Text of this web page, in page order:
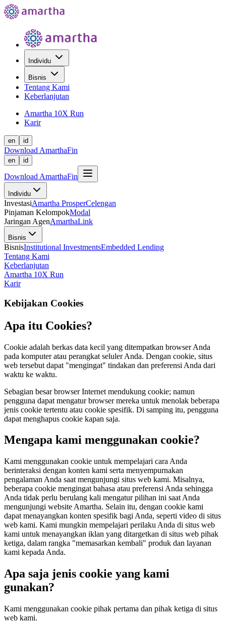
Individu
Bisnis
Tentang Kami
Keberlanjutan
Amartha 10X Run
Karir
en id
Download AmarthaFin
en id
Download AmarthaFin
Individu
InvestasiAmartha ProsperCelengan
Pinjaman KelompokModal
Jaringan AgenAmarthaLink
Bisnis
BisnisInstitutional InvestmentsEmbedded Lending
Tentang Kami
Keberlanjutan
Amartha 10X Run
Karir
Kebijakan Cookies
Apa itu Cookies?
Cookie adalah berkas data kecil yang ditempatkan browser Anda
pada komputer atau perangkat seluler Anda. Dengan cookie, situs
web tersebut dapat "mengingat" tindakan dan preferensi Anda dari
waktu ke waktu.
Sebagian besar browser Internet mendukung cookie; namun
pengguna dapat mengatur browser mereka untuk menolak beberapa
jenis cookie tertentu atau cookie spesifik. Di samping itu, pengguna
dapat menghapus cookie kapan saja.
Mengapa kami menggunakan cookie?
Kami menggunakan cookie untuk mempelajari cara Anda
berinteraksi dengan konten kami serta menyempurnakan
pengalaman Anda saat mengunjungi situs web kami. Misalnya,
beberapa cookie mengingat bahasa atau preferensi Anda sehingga
Anda tidak perlu berulang kali mengatur pilihan ini saat Anda
mengunjungi website Amartha. Selain itu, dengan cookie kami
dapat menayangkan konten spesifik bagi Anda, seperti video di situs
web kami. Kami mungkin mempelajari perilaku Anda di situs web
kami untuk menayangkan iklan yang ditargetkan di situs web pihak
ketiga, dalam rangka "memasarkan kembali" produk dan layanan
kami kepada Anda.
Apa saja jenis cookie yang kami
gunakan?
Kami menggunakan cookie pihak pertama dan pihak ketiga di situs
web kami.